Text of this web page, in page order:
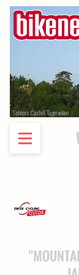
Schloss Castell Tägerwilen